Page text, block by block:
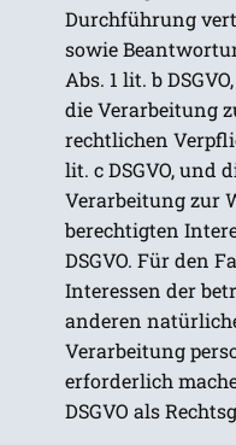
Durchführung
sowie
Abs. 1 lit. b
die Verarbeitung
rechtlichen
lit. c DSGVO, und
Verarbeitung zur
berechtigten
DSGVO. Für den
Interessen der
anderen
Verarbeitung
erforderlich
DSGVO als